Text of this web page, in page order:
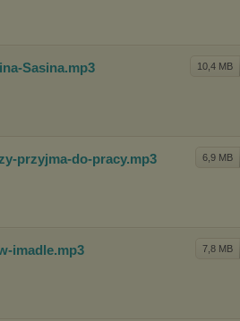
10,4 MB
Sasina.mp3
6,9 MB
przyjma-do-pracy.mp3
7,8 MB
imadle.mp3